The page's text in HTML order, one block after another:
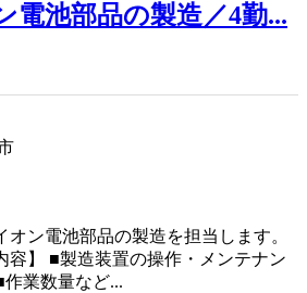
電池部品の製造／4勤...
オン電池部品の製造を担当します。
容】 ■製造装置の操作・メンテナン
業数量など...